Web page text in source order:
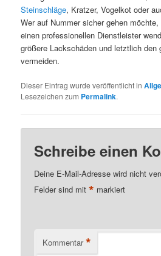
Steinschläge, Kratzer, Vogelkot oder
Wer auf Nummer sicher gehen
einen professionellen Dienstleister
größere Lackschäden und letztlich den
vermeiden.
Dieser Eintrag wurde veröffentlicht in
Lesezeichen zum Permalink.
Schreibe einen
Deine E-Mail-Adresse wird nicht
Felder sind mit* markiert
Kommentar *